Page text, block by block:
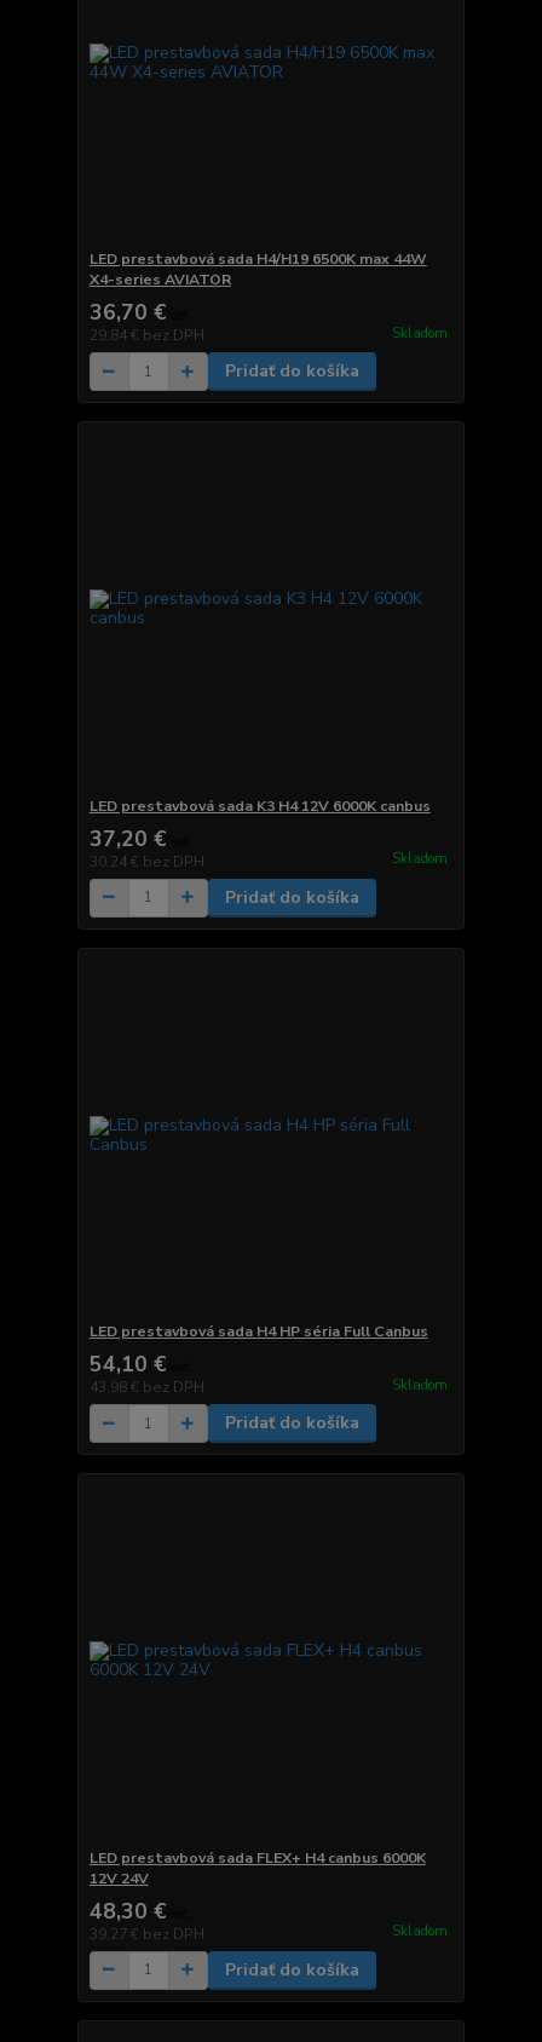
LED prestavbová sada H4/H19 6500K max 44W
X4-series AVIATOR
36,70 €
29,84 € bez DPH Skladom
Pridať do košíka
LED prestavbová sada K3 H4 12V 6000K canbus
37,20 €
30,24 € bez DPH Skladom
Pridať do košíka
LED prestavbová sada H4 HP séria Full Canbus
54,10 €
43,98 € bez DPH Skladom
Pridať do košíka
LED prestavbová sada FLEX+ H4 canbus 6000K
12V 24V
48,30 €
39,27 € bez DPH Skladom
Pridať do košíka